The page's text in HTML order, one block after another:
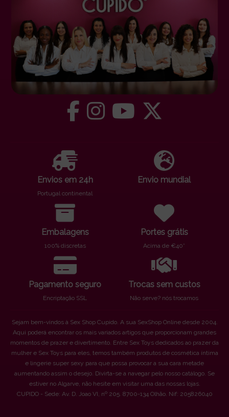
Envios em 24h
Portugal continental
Envio mundial
Embalagens
100% discretas
Portes grátis
Acima de €40*
Pagamento seguro
Encriptação SSL
Trocas sem custos
Não serve? nós trocamos
Sejam bem-vindos à Sex Shop Cupido. A sua SexShop Online desde 2004.
Aqui poderá encontrar os mais variados artigos que proporcionam grandes
momentos de prazer e divertimento. Entre Sex Toys dedicados ao prazer da
mulher e Sex Toys para eles, temos também produtos de cosmética íntima
e lingerie super sexy para que possa provocar a sua cara metade
aumentando assim o desejo. Divirta-se a navegar pelo nosso catálogo. Se
estiver no Algarve, não hesite em visitar uma das nossas lojas.
CUPIDO - Sede: Av. D. Joao VI, nº 205. 8700-134 Olhão. Nif: 205826040